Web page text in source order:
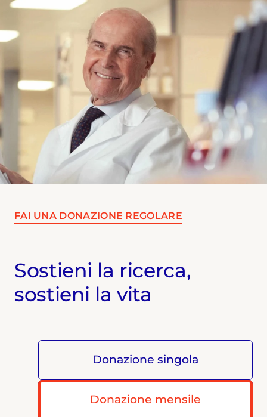
FAI UNA DONAZIONE REGOLARE
Sostieni la ricerca,
sostieni la vita
Donazione singola
Donazione mensile